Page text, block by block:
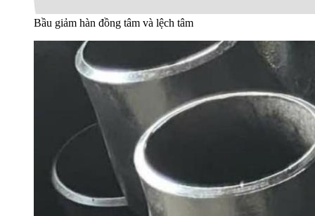
Bầu giảm hàn đồng tâm và lệch tâm